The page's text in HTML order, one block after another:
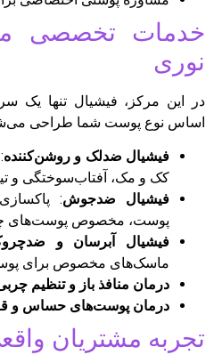
خدمات تخصصی
نوری
در این مرکز، فیشیال تنها یک
اساس نوع پوست شما طراحی
فیشیال ضدلک و روشن‌کننده
کک و مک، آفتاب‌سوختگی و
فیشیال ضدجوش:
پوست، مخصوص پوست‌های
فیشیال آبرسان و
ماسک‌های مخصوص برای
درمان منافذ باز و تنظیم
درمان پوست‌های حساس و
تجربه مشتریان